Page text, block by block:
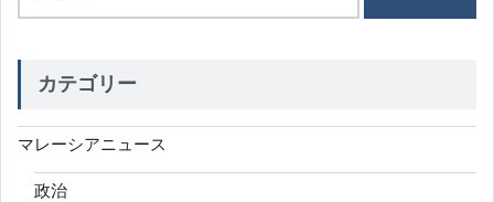
カテゴリー
マレーシアニュース
政治